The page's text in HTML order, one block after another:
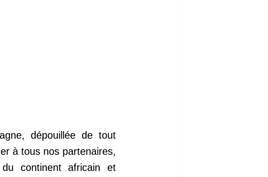
dépouillée de tout
à tous nos partenaires,
continent africain et